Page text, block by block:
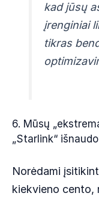
kad jūsų
įrenginiai
tikras
6. Mūsų
„Starlink“
Norėdami
kiekvieno cento,